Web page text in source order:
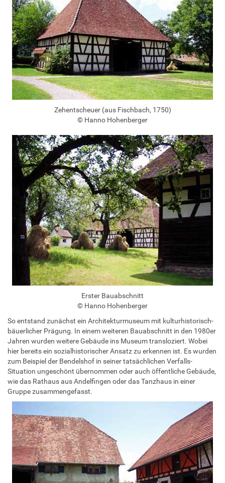
Zehentscheuer (aus Fischbach, 1750)
© Hanno Hohenberger
Erster Bauabschnitt
© Hanno Hohenberger
So entstand zunächst ein Architekturmuseum mit kulturhistorisch-
bäuerlicher Prägung. In einem weiteren Bauabschnitt in den 1980er
Jahren wurden weitere Gebäude ins Museum transloziert. Wobei
hier bereits ein sozialhistorischer Ansatz zu erkennen ist. Es wurden
zum Beispiel der Bendelshof in seiner tatsächlichen Verfalls-
Situation ungeschönt übernommen oder auch öffentliche Gebäude,
wie das Rathaus aus Andelfingen oder das Tanzhaus in einer
Gruppe zusammengefasst.